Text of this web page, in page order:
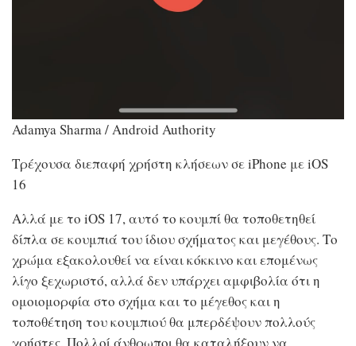
Adamya Sharma / Android Authority
Τρέχουσα διεπαφή χρήστη κλήσεων σε iPhone με iOS
16
Αλλά με το iOS 17, αυτό το κουμπί θα τοποθετηθεί
δίπλα σε κουμπιά του ίδιου σχήματος και μεγέθους. Το
χρώμα εξακολουθεί να είναι κόκκινο και επομένως
λίγο ξεχωριστό, αλλά δεν υπάρχει αμφιβολία ότι η
ομοιομορφία στο σχήμα και το μέγεθος και η
τοποθέτηση του κουμπιού θα μπερδέψουν πολλούς